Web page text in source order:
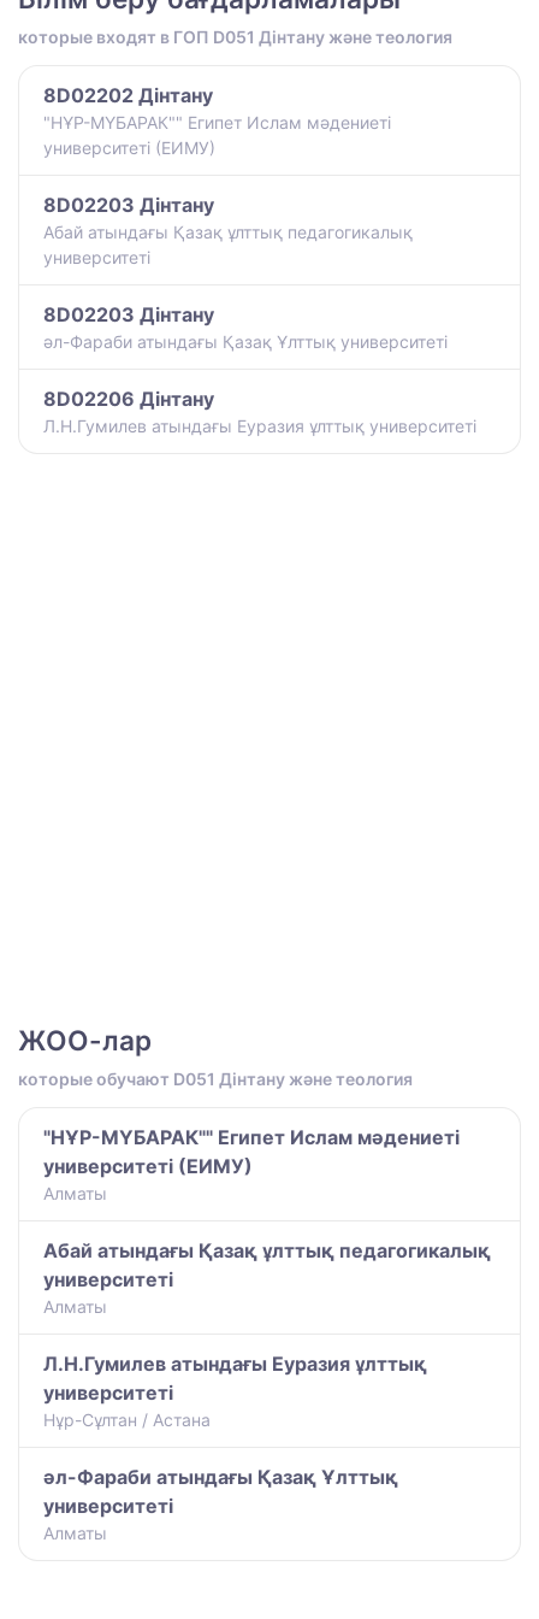
которые входят в ГОП D051 Дінтану және теология
8D02202 Дінтану
"НҰР-МҮБАРАК"" Египет Ислам мәдениеті
университеті (ЕИМУ)
8D02203 Дінтану
Абай атындағы Қазақ ұлттық педагогикалық
университеті
8D02203 Дінтану
әл-Фараби атындағы Қазақ Ұлттық университеті
8D02206 Дінтану
Л.Н.Гумилев атындағы Еуразия ұлттық университеті
ЖОО-лар
которые обучают D051 Дінтану және теология
"НҰР-МҮБАРАК"" Египет Ислам мәдениеті
университеті (ЕИМУ)
Алматы
Абай атындағы Қазақ ұлттық педагогикалық
университеті
Алматы
Л.Н.Гумилев атындағы Еуразия ұлттық
университеті
Нұр-Сұлтан / Астана
әл-Фараби атындағы Қазақ Ұлттық
университеті
Алматы